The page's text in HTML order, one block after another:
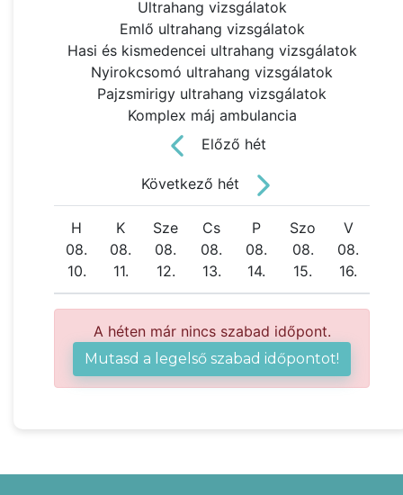
Ultrahang vizsgálatok
Emlő ultrahang vizsgálatok
Hasi és kismedencei ultrahang vizsgálatok
Nyirokcsomó ultrahang vizsgálatok
Pajzsmirigy ultrahang vizsgálatok
Komplex máj ambulancia
Előző hét
Következő hét
H
08.
10.
K
08.
11.
Sze
08.
12.
Cs
08.
13.
P
08.
14.
Szo
08.
15.
V
08.
16.
A héten már nincs szabad időpont.
Mutasd a legelső szabad időpontot!